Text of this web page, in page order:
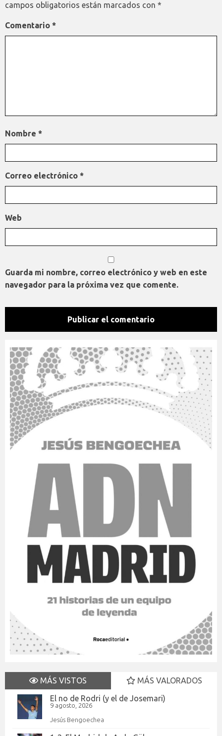
campos obligatorios están marcados con *
Comentario *
Nombre *
Correo electrónico *
Web
Guarda mi nombre, correo electrónico y web en este
navegador para la próxima vez que comente.
MÁS VISTOS
MÁS VALORADOS
El no de Rodri (y el de Josemari)
9 agosto, 2026
Jesús Bengoechea